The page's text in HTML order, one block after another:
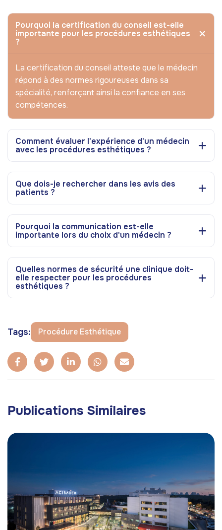
Pourquoi la certification du conseil est-elle
importante pour les procédures esthétiques
?
La certification du conseil atteste que le médecin
répond à des normes rigoureuses dans sa
spécialité, renforçant ainsi la confiance en ses
compétences.
Comment évaluer l'expérience d'un médecin
avec les procédures esthétiques ?
Que dois-je rechercher dans les avis des
patients ?
Pourquoi la communication est-elle
importante lors du choix d'un médecin ?
Quelles normes de sécurité une clinique doit-
elle respecter pour les procédures
esthétiques ?
Tags: Procédure Esthétique
Publications Similaires